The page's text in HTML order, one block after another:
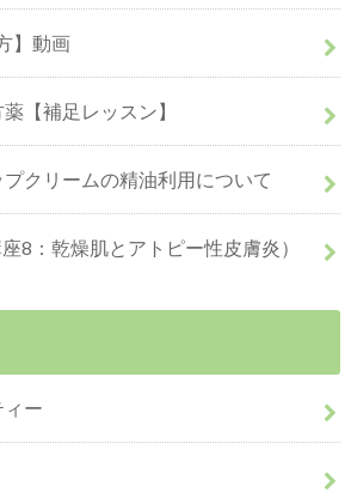
】動画
【補足レッスン】
プクリームの精油利用について
8：乾燥肌とアトピー性皮膚炎）
ー